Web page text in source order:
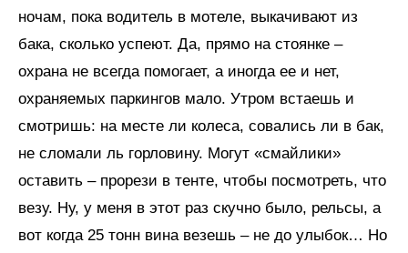
ночам, пока водитель в мотеле, выкачивают из
бака, сколько успеют. Да, прямо на стоянке –
охрана не всегда помогает, а иногда ее и нет,
охраняемых паркингов мало. Утром встаешь и
смотришь: на месте ли колеса, совались ли в бак,
не сломали ль горловину. Могут «смайлики»
оставить – прорези в тенте, чтобы посмотреть, что
везу. Ну, у меня в этот раз скучно было, рельсы, а
вот когда 25 тонн вина везешь – не до улыбок… Но